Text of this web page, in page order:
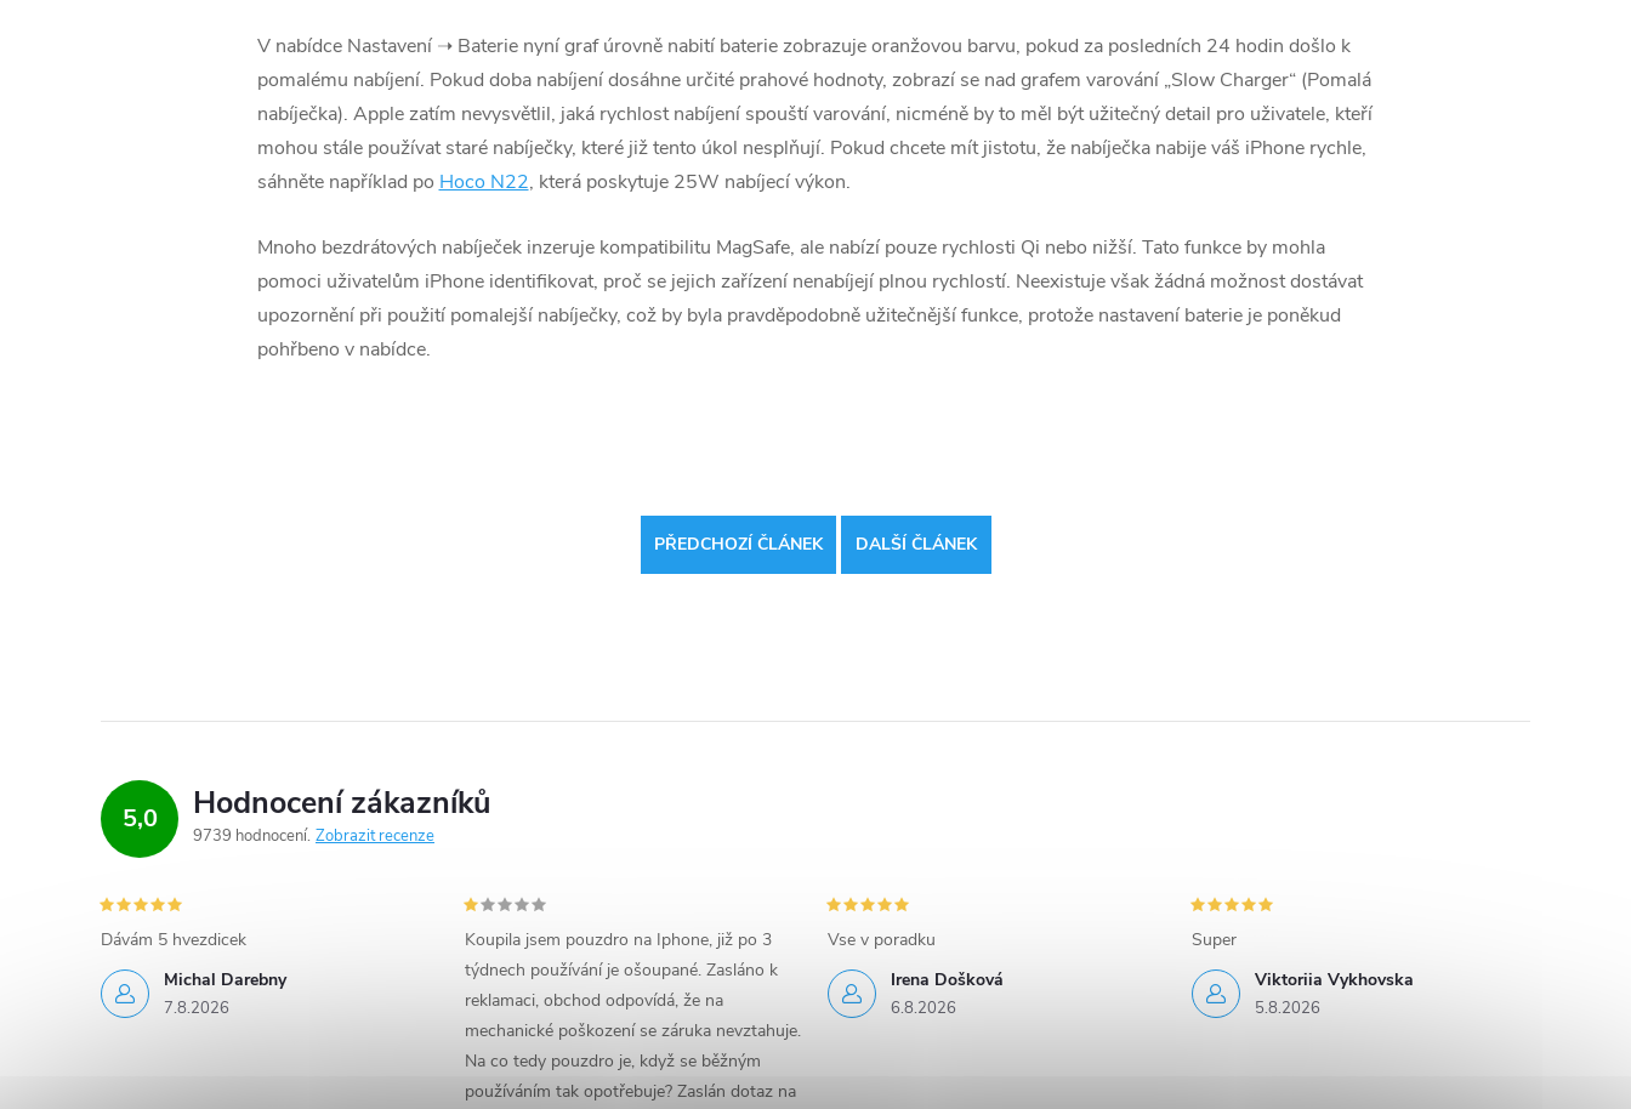
V nabídce Nastavení ➝ Baterie nyní graf úrovně nabití baterie zobrazuje oranžovou barvu, pokud za posledních 24 hodin došlo k
pomalému nabíjení. Pokud doba nabíjení dosáhne určité prahové hodnoty, zobrazí se nad grafem varování „Slow Charger“ (Pomalá
nabíječka). Apple zatím nevysvětlil, jaká rychlost nabíjení spouští varování, nicméně by to měl být užitečný detail pro uživatele, kteří
mohou stále používat staré nabíječky, které již tento úkol nesplňují. Pokud chcete mít jistotu, že nabíječka nabije váš iPhone rychle,
sáhněte například po Hoco N22, která poskytuje 25W nabíjecí výkon.
Mnoho bezdrátových nabíječek inzeruje kompatibilitu MagSafe, ale nabízí pouze rychlosti Qi nebo nižší. Tato funkce by mohla
pomoci uživatelům ‌‌iPhone‌ identifikovat, proč se jejich zařízení nenabíjejí plnou rychlostí. Neexistuje však žádná možnost dostávat
upozornění při použití pomalejší nabíječky, což by byla pravděpodobně užitečnější funkce, protože nastavení baterie je poněkud
pohřbeno v nabídce.
PŘEDCHOZÍ ČLÁNEK DALŠÍ ČLÁNEK
5,0 Hodnocení zákazníků
9739 hodnocení Zobrazit recenze
Michal Darebny
7.8.2026
Dávám 5 hvezdicek
Koupila jsem pouzdro na Iphone, již po 3
týdnech používání je ošoupané. Zasláno k
reklamaci, obchod odpovídá, že na
mechanické poškození se záruka nevztahuje.
Na co tedy pouzdro je, když se běžným
používáním tak opotřebuje? Zaslán dotaz na
Irena Došková
6.8.2026
Vse v poradku
Viktoriia Vykhovska
5.8.2026
Super